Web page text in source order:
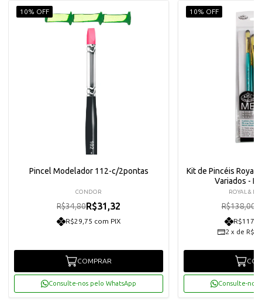
10% OFF
Pincel Modelador 112-c/2pontas
CONDOR
R$34,80R$31,32
R$29,75 com PIX
COMPRAR
Consulte-nos pelo WhatsApp
10% OFF
Kit de Pincéis Royal
Variados -
ROYAL &
R$138,00
2 x de
Consulte-nos